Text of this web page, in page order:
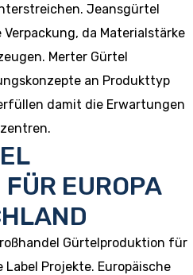
Jeansgürtel
da Materialstärke
Merter Gürtel
an Produkttyp
damit die Erwartungen
EUROPA
Gürtelproduktion für
Projekte. Europäische